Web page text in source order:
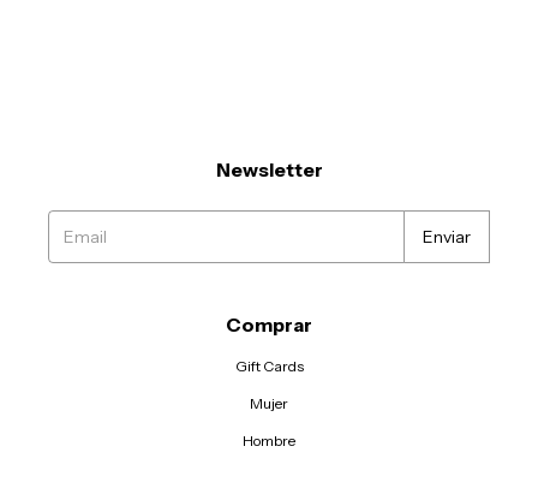
Newsletter
Comprar
Gift Cards
Mujer
Hombre